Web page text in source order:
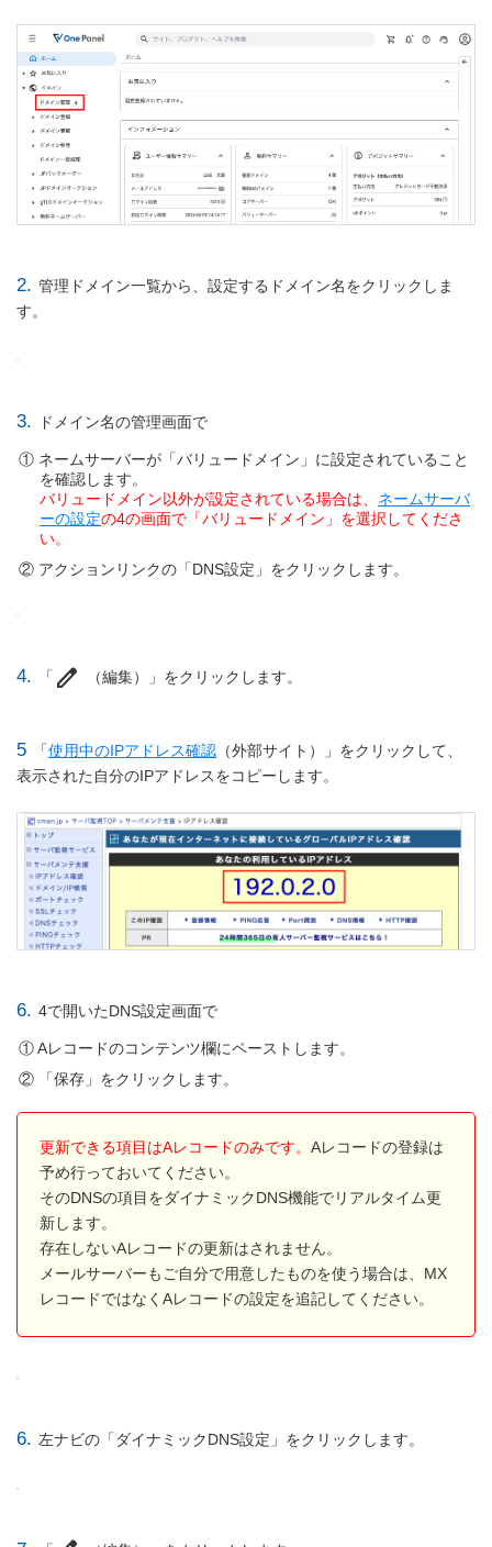
2. 管理ドメイン一覧から、設定するドメイン名をクリックしま
す。
3. ドメイン名の管理画面で
ネームサーバーが「バリュードメイン」に設定されていること
を確認します。
バリュードメイン以外が設定されている場合は、 ネームサーバ
ーの設定の4の画面で「バリュードメイン」を選択してくださ
い。
アクションリンクの「DNS設定」をクリックします。
4. 「 edit （編集）」をクリックします。
5 「使用中のIPアドレス確認 （外部サイト）」をクリックして、
表示された自分のIPアドレスをコピーします。
6. 4で開いたDNS設定画面で
Aレコードのコンテンツ欄にペーストします。
「保存」をクリックします。
更新できる項目はAレコードのみです。 Aレコードの登録は
予め行っておいてください。
そのDNSの項目をダイナミックDNS機能でリアルタイム更
新します。
存在しないAレコードの更新はされません。
メールサーバーもご自分で用意したものを使う場合は、MX
レコードではなくAレコードの設定を追記してください。
6. 左ナビの「ダイナミックDNS設定」をクリックします。